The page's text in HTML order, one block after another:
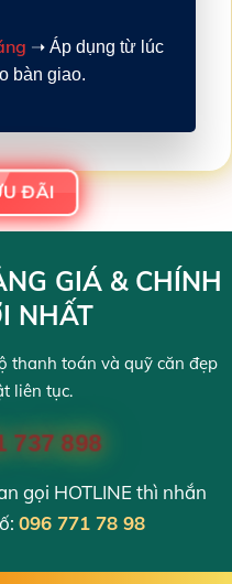
➝ Áp dụng từ lúc
bàn giao.
ĐÃI
GIÁ & CHÍNH
NHẤT
thanh toán và quỹ căn đẹp
liên tục.
737 898
gọi HOTLINE thì nhắn
096 771 78 98